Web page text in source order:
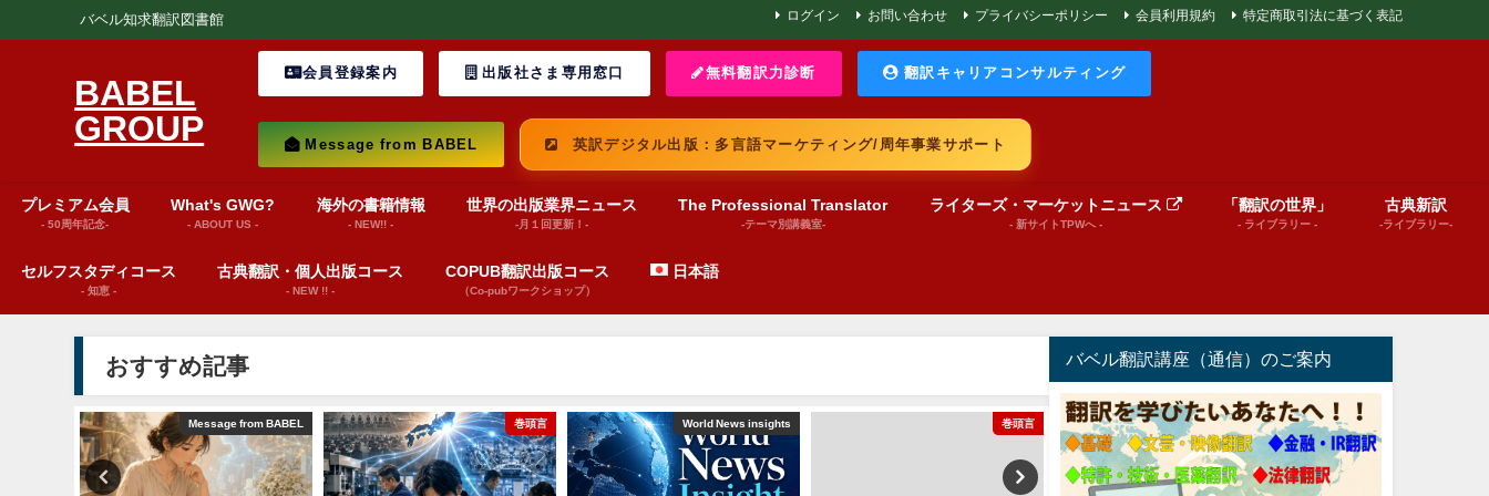
バベル知求翻訳図書館 ログイン お問い合わせ プライバシーポリシー 会員利用規約 特定商取引法に基づく表記
BABEL
GROUP
会員登録案内 出版社さま専用窓口 無料翻訳力診断 翻訳キャリアコンサルティング
Message from BABEL 英訳デジタル出版：多言語マーケティング/周年事業サポート
プレミアム会員
- 50周年記念-
What's GWG?
- ABOUT US -
海外の書籍情報
- NEW!! -
世界の出版業界ニュース
-月１回更新！-
The Professional Translator
-テーマ別講義室-
ライターズ・マーケットニュース
- 新サイトTPWへ -
「翻訳の世界」
- ライブラリー -
古典新訳
-ライブラリー-
セルフスタディコース
- 知恵 -
古典翻訳・個人出版コース
- NEW !! -
COPUB翻訳出版コース
（Co-pubワークショップ）
日本語
おすすめ記事
Message from BABEL 巻頭言 World News insights 巻頭言 文芸（プレゼンテーション動画） 文芸（プレゼンテーショ
バベル翻訳講座（通信）のご案内